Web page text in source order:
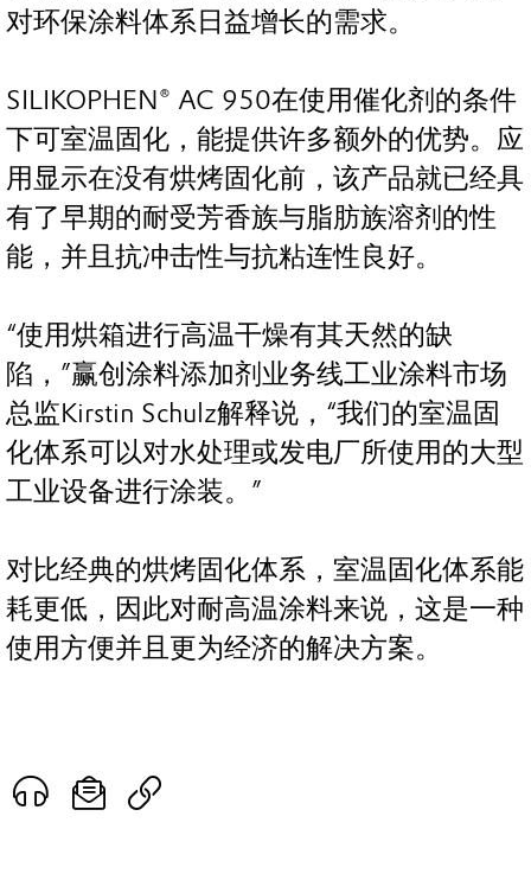
对环保涂料体系日益增长的需求。
SILIKOPHEN® AC 950在使用催化剂的条件
下可室温固化，能提供许多额外的优势。应
用显示在没有烘烤固化前，该产品就已经具
有了早期的耐受芳香族与脂肪族溶剂的性
能，并且抗冲击性与抗粘连性良好。
“使用烘箱进行高温干燥有其天然的缺
陷，”赢创涂料添加剂业务线工业涂料市场
总监Kirstin Schulz解释说，“我们的室温固
化体系可以对水处理或发电厂所使用的大型
工业设备进行涂装。”
对比经典的烘烤固化体系，室温固化体系能
耗更低，因此对耐高温涂料来说，这是一种
使用方便并且更为经济的解决方案。